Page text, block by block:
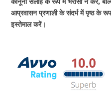
आप्रवासन प्रणाली के संदर्भ में पृष्ठ के
इस्तेमाल करें।